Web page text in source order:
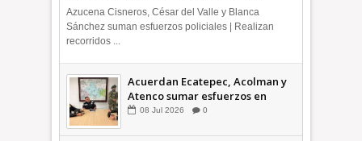
Azucena Cisneros, César del Valle y Blanca
Sánchez suman esfuerzos policiales | Realizan
recorridos ...
Acuerdan Ecatepec, Acolman y
Atenco sumar esfuerzos en
seguridad
08 Jul 2026 0